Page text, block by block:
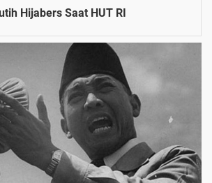
Hijabers Saat HUT RI